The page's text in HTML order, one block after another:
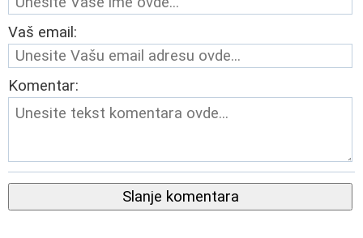
Vaš email:
Komentar:
Slanje komentara